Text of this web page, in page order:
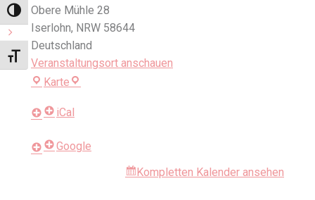
Umschalten auf hohe Kontraste
Schrift vergrößern
Obere Mühle 28
Iserlohn, NRW 58644
Deutschland
Veranstaltungsort anschauen
Karte Studio
iCal
Google
Kompletten Kalender ansehen